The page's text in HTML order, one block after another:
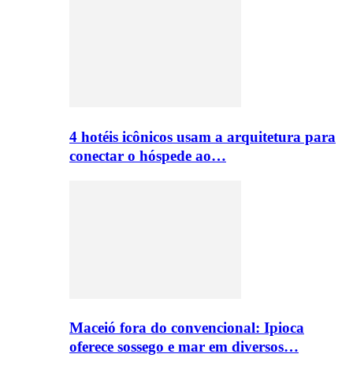
4 hotéis icônicos usam a arquitetura para
conectar o hóspede ao…
Maceió fora do convencional: Ipioca
oferece sossego e mar em diversos…